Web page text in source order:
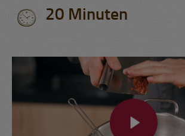
20 Minuten